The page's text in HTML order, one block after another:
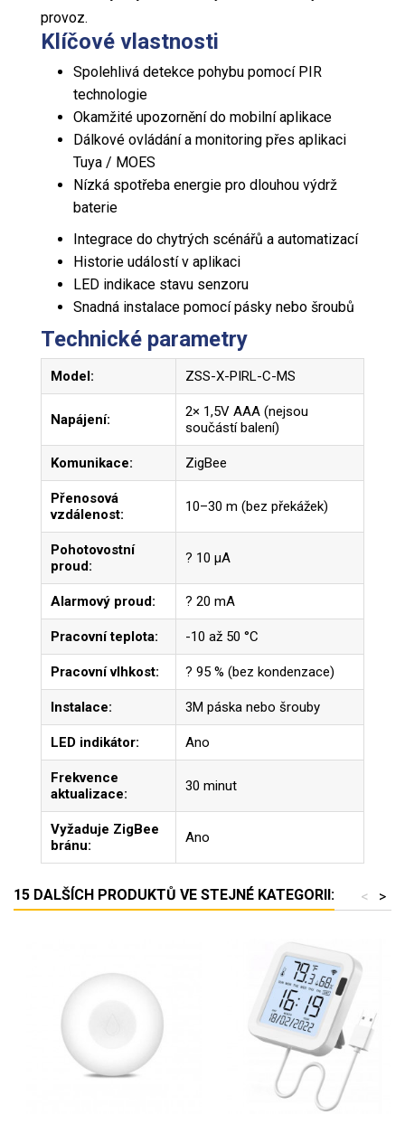
provoz.
Klíčové vlastnosti
Spolehlivá detekce pohybu pomocí PIR
technologie
Okamžité upozornění do mobilní aplikace
Dálkové ovládání a monitoring přes aplikaci
Tuya / MOES
Nízká spotřeba energie pro dlouhou výdrž
baterie
Integrace do chytrých scénářů a automatizací
Historie událostí v aplikaci
LED indikace stavu senzoru
Snadná instalace pomocí pásky nebo šroubů
Technické parametry
Model: ZSS-X-PIRL-C-MS
Napájení:
2× 1,5V AAA (nejsou
součástí balení)
Komunikace: ZigBee
Přenosová
vzdálenost:
10–30 m (bez překážek)
Pohotovostní
proud:
? 10 µA
Alarmový proud: ? 20 mA
Pracovní teplota: -10 až 50 °C
Pracovní vlhkost: ? 95 % (bez kondenzace)
Instalace: 3M páska nebo šrouby
LED indikátor: Ano
Frekvence
aktualizace:
30 minut
Vyžaduje ZigBee
bránu:
Ano
15 DALŠÍCH PRODUKTŮ VE STEJNÉ KATEGORII: >
<